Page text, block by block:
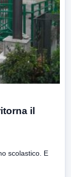
il
scolastico. E